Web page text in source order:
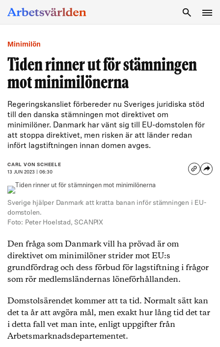
Minimilön
Tiden rinner ut för stämningen
mot minimilönerna
Regeringskansliet förbereder nu Sveriges juridiska stöd
till den danska stämningen mot direktivet om
minimilöner. Danmark har vänt sig till EU-domstolen för
att stoppa direktivet, men risken är att länder redan
infört lagstiftningen innan domen avges.
CARL VON SCHEELE
13 JUN 2023 | 06:30
Sverige hjälper Danmark att kratta banan inför stämningen i EU-
domstolen.
Foto: Peter Hoelstad, SCANPIX
Den fråga som Danmark vill ha prövad är om
direktivet om minimilöner strider mot EU:s
grundfördrag och dess förbud för lagstiftning i frågor
som rör medlemsländernas löneförhållanden.
Domstolsärendet kommer att ta tid. Normalt sätt kan
det ta år att avgöra mål, men exakt hur lång tid det tar
i detta fall vet man inte, enligt uppgifter från
Arbetsmarknadsdepartementet.